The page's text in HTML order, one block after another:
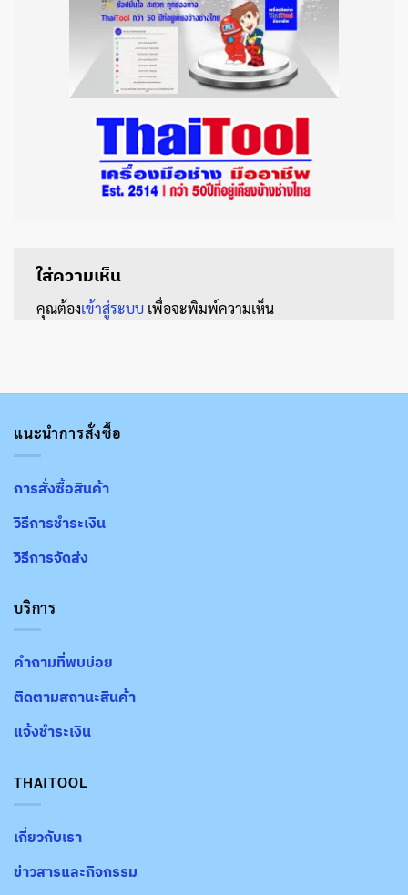
ใส่ความเห็น
คุณต้องเข้าสู่ระบบ เพื่อจะพิมพ์ความเห็น
แนะนำการสั่งซื้อ
การสั่งซื้อสินค้า
วิธีการชำระเงิน
วิธีการจัดส่ง
บริการ
คำถามที่พบบ่อย
ติดตามสถานะสินค้า
แจ้งชำระเงิน
THAITOOL
เกี่ยวกับเรา
ข่าวสารและกิจกรรม